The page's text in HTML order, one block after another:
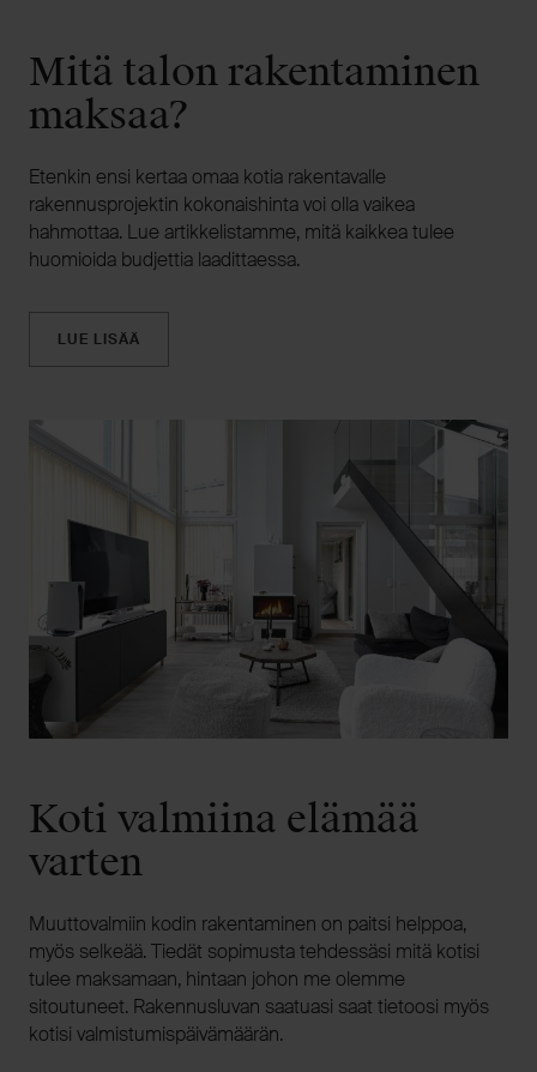
Mitä talon rakentaminen
maksaa?
Etenkin ensi kertaa omaa kotia rakentavalle
rakennusprojektin kokonaishinta voi olla vaikea
hahmottaa. Lue artikkelistamme, mitä kaikkea tulee
huomioida budjettia laadittaessa.
LUE LISÄÄ
Koti valmiina elämää
varten
Muuttovalmiin kodin rakentaminen on paitsi helppoa,
myös selkeää. Tiedät sopimusta tehdessäsi mitä kotisi
tulee maksamaan, hintaan johon me olemme
sitoutuneet. Rakennusluvan saatuasi saat tietoosi myös
kotisi valmistumispäivämäärän.